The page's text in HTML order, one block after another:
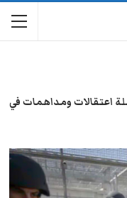
اعتقالات ومداهمات في